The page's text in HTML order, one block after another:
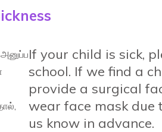
If your child is sick,
school. If we find a
provide a surgical
wear face mask due
us know in advance.